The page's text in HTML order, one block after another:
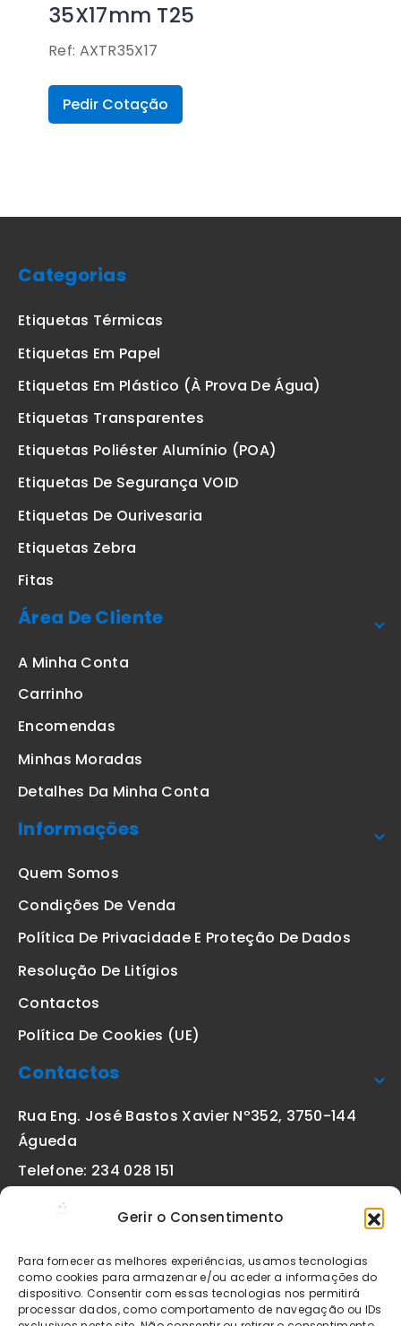
Gerir o Consentimento
Para fornecer as melhores experiências, usamos tecnologias
como cookies para armazenar e/ou aceder a informações do
dispositivo. Consentir com essas tecnologias nos permitirá
processar dados, como comportamento de navegação ou IDs
35X17mm T25
Ref: AXTR35X17
Pedir Cotação
Categorias
Etiquetas Térmicas
Etiquetas Em Papel
Etiquetas Em Plástico (à Prova De Água)
Etiquetas Transparentes
Etiquetas Poliéster Alumínio (POA)
Etiquetas De Segurança VOID
Etiquetas De Ourivesaria
Etiquetas Zebra
Fitas
Área De Cliente
A Minha Conta
Carrinho
Encomendas
Minhas Moradas
Detalhes Da Minha Conta
Informações
Quem Somos
Condições De Venda
Política De Privacidade E Proteção De Dados
Resolução De Litígios
Contactos
Política De Cookies (UE)
Contactos
Rua Eng. José Bastos Xavier Nº352, 3750-144
Águeda
Telefone: 234 028 151
geral@etiquetas-online.pt
Os preços indicados incluem IVA à taxa legal em vigor. Todos